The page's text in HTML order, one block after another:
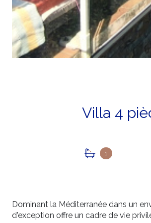
1
Dominant la Méditerranée dans un
d'exception offre un cadre de vie